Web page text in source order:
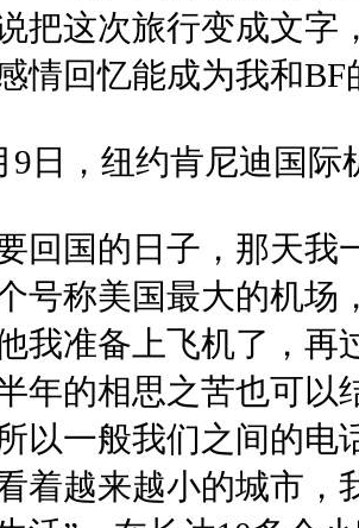
把这次旅行变成文
情回忆能成为我和
9日，纽约肯尼迪国际
回国的日子，那天我
号称美国最大的机场
我准备上飞机了，再
年的相思之苦也可以
以一般我们之间的电
着越来越小的城市，